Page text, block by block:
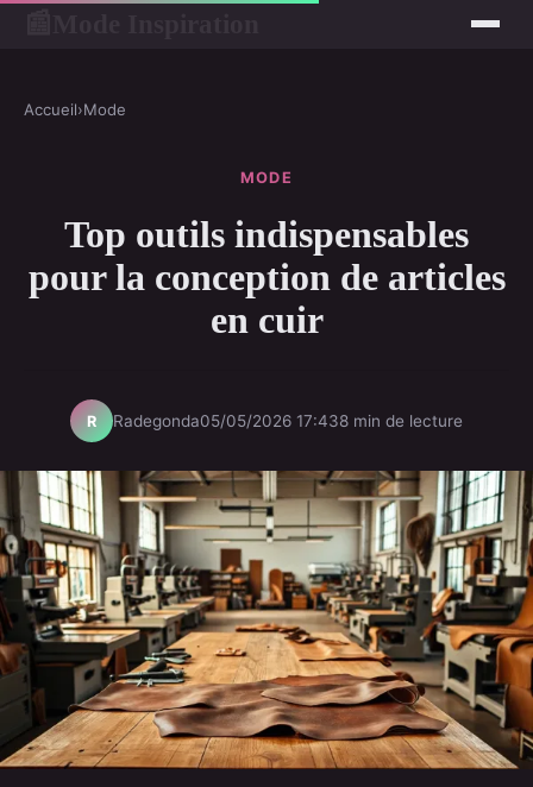
Accueil›Mode
MODE
Top outils indispensables
pour la conception de articles
en cuir
R Radegonda05/05/2026 17:438 min de lecture